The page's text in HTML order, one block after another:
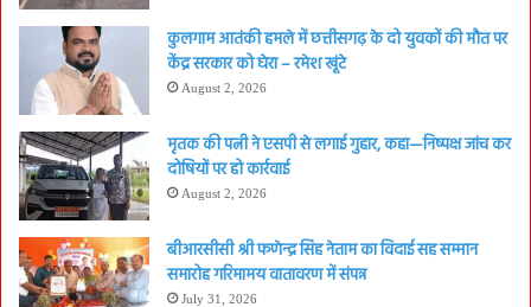
कुलगाम आतंकी हमले में छत्तीसगढ़ के दो युवकों की मौत पर
केंद्र सरकार को घेरा – रमेश खूंटे
August 2, 2026
मृतक की पत्नी ने एसपी से लगाई गुहार, कहा—निष्पक्ष जांच कर
दोषियों पर हो कार्रवाई
August 2, 2026
बीआरसीसी श्री फणेन्द्र सिंह नेताम का विदाई सह सम्मान
समारोह गरिमामय वातावरण में संपन्न
July 31, 2026